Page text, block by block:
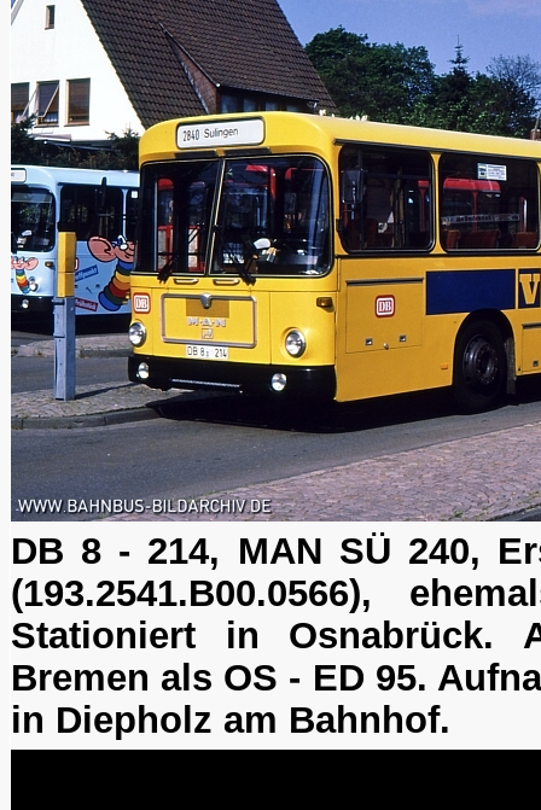
DB 8 - 214, MAN SÜ 240,
(193.2541.B00.0566),
Stationiert in Osnabrück.
Bremen als OS - ED 95.
in Diepholz am Bahnhof.